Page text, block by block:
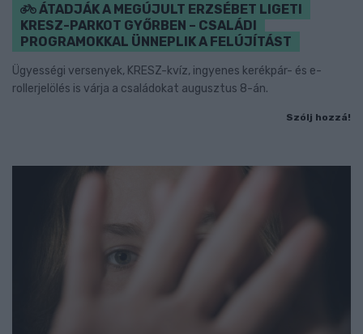
ÁTADJÁK A MEGÚJULT ERZSÉBET LIGETI
KRESZ-PARKOT GYŐRBEN – CSALÁDI
PROGRAMOKKAL ÜNNEPLIK A FELÚJÍTÁST
Ügyességi versenyek, KRESZ-kvíz, ingyenes kerékpár- és e-
rollerjelölés is várja a családokat augusztus 8-án.
Szólj hozzá!